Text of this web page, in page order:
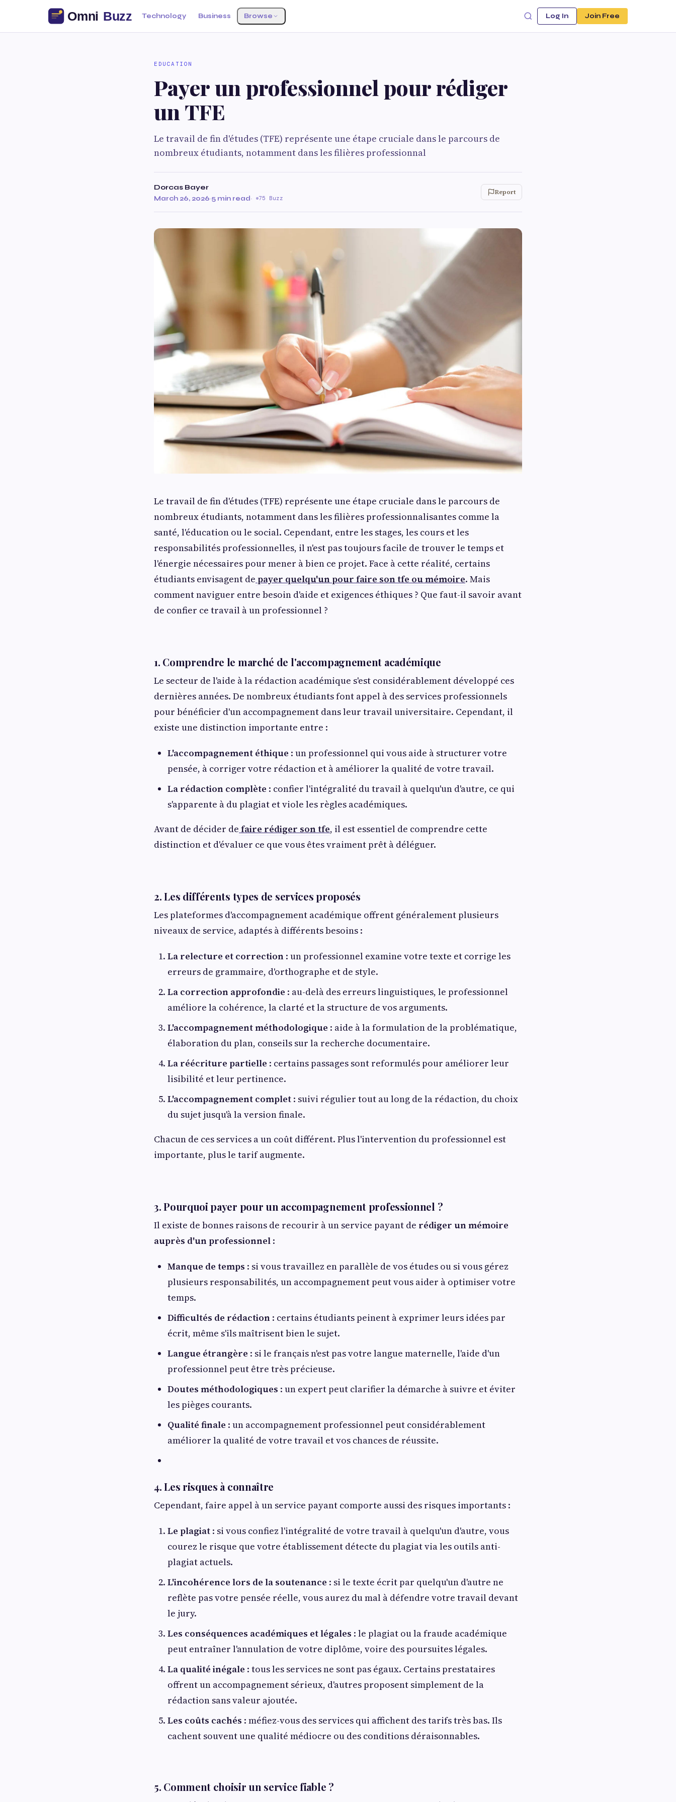
Technology Business Browse Log In Join Free
EDUCATION
Payer un professionnel pour rédiger
un TFE
Le travail de fin d'études (TFE) représente une étape cruciale dans le parcours de
nombreux étudiants, notamment dans les filières professionnal
Dorcas Bayer
March 26, 2026·5 min read· 75 Buzz
Report
Le travail de fin d'études (TFE) représente une étape cruciale dans le parcours de
nombreux étudiants, notamment dans les filières professionnalisantes comme la
santé, l'éducation ou le social. Cependant, entre les stages, les cours et les
responsabilités professionnelles, il n'est pas toujours facile de trouver le temps et
l'énergie nécessaires pour mener à bien ce projet. Face à cette réalité, certains
étudiants envisagent de payer quelqu'un pour faire son tfe ou mémoire. Mais
comment naviguer entre besoin d'aide et exigences éthiques ? Que faut-il savoir avant
de confier ce travail à un professionnel ?
1. Comprendre le marché de l'accompagnement académique
Le secteur de l'aide à la rédaction académique s'est considérablement développé ces
dernières années. De nombreux étudiants font appel à des services professionnels
pour bénéficier d'un accompagnement dans leur travail universitaire. Cependant, il
existe une distinction importante entre :
L'accompagnement éthique : un professionnel qui vous aide à structurer votre
pensée, à corriger votre rédaction et à améliorer la qualité de votre travail.
La rédaction complète : confier l'intégralité du travail à quelqu'un d'autre, ce qui
s'apparente à du plagiat et viole les règles académiques.
Avant de décider de faire rédiger son tfe, il est essentiel de comprendre cette
distinction et d'évaluer ce que vous êtes vraiment prêt à déléguer.
2. Les différents types de services proposés
Les plateformes d'accompagnement académique offrent généralement plusieurs
niveaux de service, adaptés à différents besoins :
La relecture et correction : un professionnel examine votre texte et corrige les
erreurs de grammaire, d'orthographe et de style.
La correction approfondie : au-delà des erreurs linguistiques, le professionnel
améliore la cohérence, la clarté et la structure de vos arguments.
L'accompagnement méthodologique : aide à la formulation de la problématique,
élaboration du plan, conseils sur la recherche documentaire.
La réécriture partielle : certains passages sont reformulés pour améliorer leur
lisibilité et leur pertinence.
L'accompagnement complet : suivi régulier tout au long de la rédaction, du choix
du sujet jusqu'à la version finale.
Chacun de ces services a un coût différent. Plus l'intervention du professionnel est
importante, plus le tarif augmente.
3. Pourquoi payer pour un accompagnement professionnel ?
Il existe de bonnes raisons de recourir à un service payant de rédiger un mémoire
auprès d'un professionnel :
Manque de temps : si vous travaillez en parallèle de vos études ou si vous gérez
plusieurs responsabilités, un accompagnement peut vous aider à optimiser votre
temps.
Difficultés de rédaction : certains étudiants peinent à exprimer leurs idées par
écrit, même s'ils maîtrisent bien le sujet.
Langue étrangère : si le français n'est pas votre langue maternelle, l'aide d'un
professionnel peut être très précieuse.
Doutes méthodologiques : un expert peut clarifier la démarche à suivre et éviter
les pièges courants.
Qualité finale : un accompagnement professionnel peut considérablement
améliorer la qualité de votre travail et vos chances de réussite.
4. Les risques à connaître
Cependant, faire appel à un service payant comporte aussi des risques importants :
Le plagiat : si vous confiez l'intégralité de votre travail à quelqu'un d'autre, vous
courez le risque que votre établissement détecte du plagiat via les outils anti-
plagiat actuels.
L'incohérence lors de la soutenance : si le texte écrit par quelqu'un d'autre ne
reflète pas votre pensée réelle, vous aurez du mal à défendre votre travail devant
le jury.
Les conséquences académiques et légales : le plagiat ou la fraude académique
peut entraîner l'annulation de votre diplôme, voire des poursuites légales.
La qualité inégale : tous les services ne sont pas égaux. Certains prestataires
offrent un accompagnement sérieux, d'autres proposent simplement de la
rédaction sans valeur ajoutée.
Les coûts cachés : méfiez-vous des services qui affichent des tarifs très bas. Ils
cachent souvent une qualité médiocre ou des conditions déraisonnables.
5. Comment choisir un service fiable ?